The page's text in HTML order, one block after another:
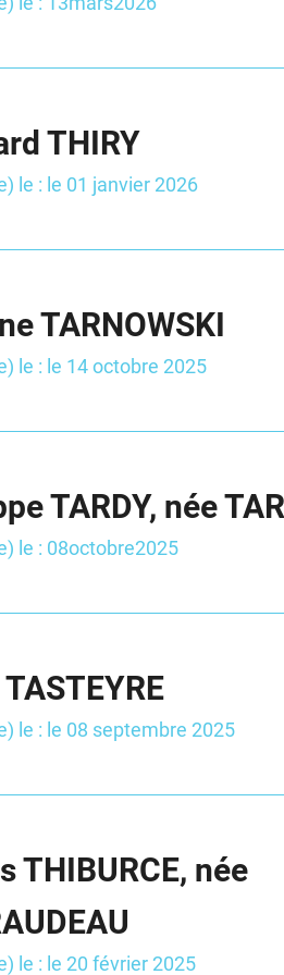
THIRY
le : le 01 janvier 2026
TARNOWSKI
le : le 14 octobre 2025
TARDY, née
le : 08octobre2025
le : le 08 septembre 2025
THIBURCE, née
le : le 20 février 2025